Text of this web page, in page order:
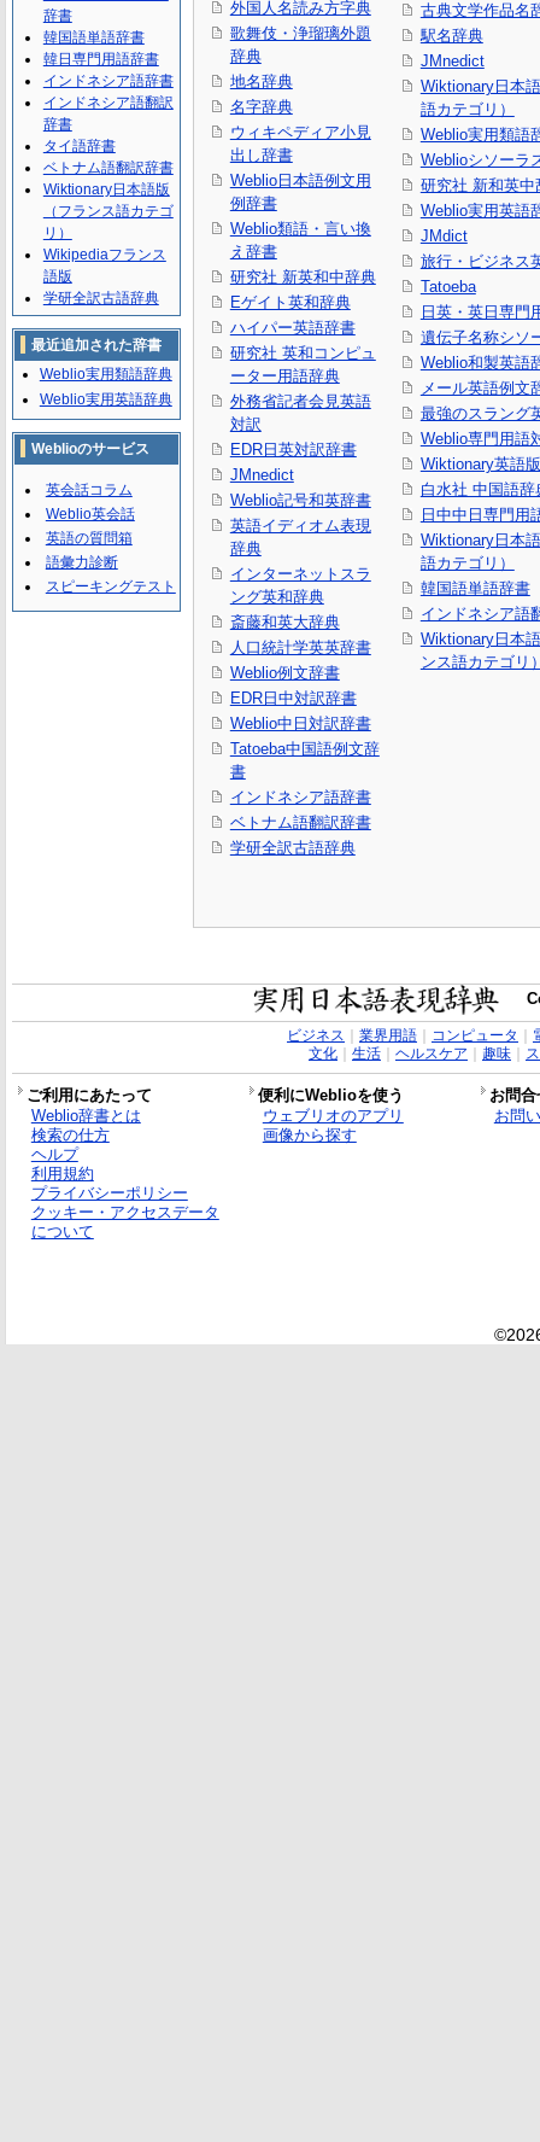
外国人名読み方字典
歌舞伎・浄瑠璃外題
辞典
地名辞典
名字辞典
ウィキペディア小見
出し辞書
Weblio日本語例文用
例辞書
Weblio類語・言い換
え辞書
研究社 新英和中辞典
Eゲイト英和辞典
ハイパー英語辞書
研究社 英和コンピュ
ーター用語辞典
外務省記者会見英語
対訳
EDR日英対訳辞書
JMnedict
Weblio記号和英辞書
英語イディオム表現
辞典
インターネットスラ
ング英和辞典
斎藤和英大辞典
人口統計学英英辞書
Weblio例文辞書
EDR日中対訳辞書
Weblio中日対訳辞書
Tatoeba中国語例文辞
書
インドネシア語辞書
ベトナム語翻訳辞書
学研全訳古語辞典
古典文学作品名
駅名辞典
JMnedict
Wiktionary日本
語カテゴリ）
Weblio実用類語
Weblioシソーラ
研究社 新和英中
Weblio実用英語
JMdict
旅行・ビジネス
Tatoeba
日英・英日専門
遺伝子名称シソ
Weblio和製英語
メール英語例文
最強のスラング
Weblio専門用語
Wiktionary英語版
白水社 中国語辞
日中中日専門用
Wiktionary日本
語カテゴリ）
韓国語単語辞書
インドネシア語
Wiktionary日本
ンス語カテゴリ
辞書
韓国語単語辞書
韓日専門用語辞書
インドネシア語辞書
インドネシア語翻訳
辞書
タイ語辞書
ベトナム語翻訳辞書
Wiktionary日本語版
（フランス語カテゴ
リ）
Wikipediaフランス
語版
学研全訳古語辞典
最近追加された辞書
Weblio実用類語辞典
Weblio実用英語辞典
Weblioのサービス
英会話コラム
Weblio英会話
英語の質問箱
語彙力診断
スピーキングテスト
ビジネス 業界用語｜ コンピュータ
文化｜ 生活｜ ヘルスケア 趣味｜
ご利用にあたって 便利にWeblioを使う
お問
Weblio辞書とは
検索の仕方
ヘルプ
利用規約
プライバシーポリシー
クッキー・アクセスデータ
について
ウェブリオのアプリ
画像から探す
お問